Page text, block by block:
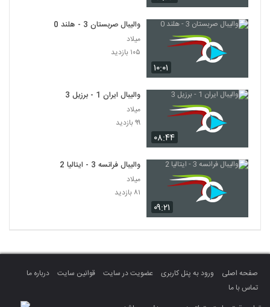
۱۰:۰۱
والیبال صربستان 3 - هلند 0
میلاد
۱۰۵ بازدید
۰۸:۴۴
والیبال ایران 1 - برزیل 3
میلاد
۹۹ بازدید
۰۹:۲۱
والیبال فرانسه 3 - ایتالیا 2
میلاد
۸۱ بازدید
صفحه اصلی ورود به پنل کاربری عضویت در سایت قوانین سایت
درباره ما
تماس با ما